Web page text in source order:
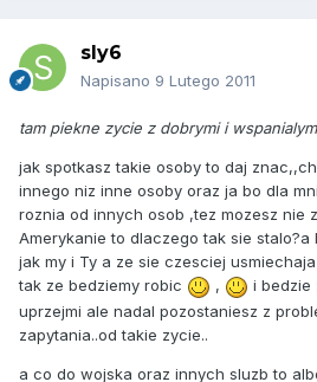
sly6
Napisano 9 Lutego 2011
tam piekne zycie z dobrymi i
jak spotkasz takie osoby to daj
innego niz inne osoby oraz ja bo dla
roznia od innych osob ,tez mozesz nie
Amerykanie to dlaczego tak sie
jak my i Ty a ze sie czesciej
tak ze bedziemy robic
,
i bedzie
uprzejmi ale nadal pozostaniesz z
zapytania..od takie zycie..
a co do wojska oraz innych sluzb to